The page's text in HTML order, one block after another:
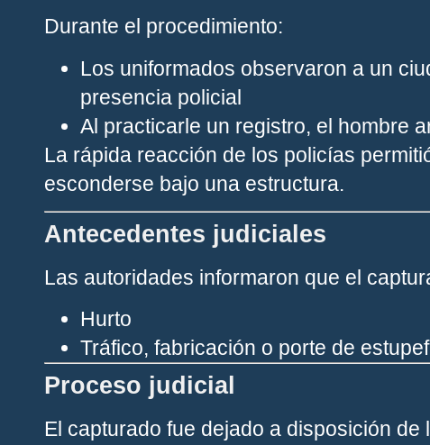
Durante el procedimiento:
Los uniformados observaron a un
presencia policial
Al practicarle un registro, el hombre
La rápida reacción de los policías
esconderse bajo una estructura.
Antecedentes judiciales
Las autoridades informaron que el
Hurto
Tráfico, fabricación o porte de
Proceso judicial
El capturado fue dejado a disposición de